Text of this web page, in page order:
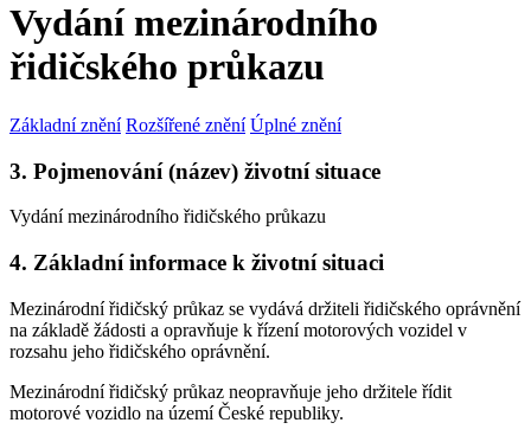
Vydání mezinárodního
řidičského průkazu
Základní znění Rozšířené znění Úplné znění
3. Pojmenování (název) životní situace
Vydání mezinárodního řidičského průkazu
4. Základní informace k životní situaci
Mezinárodní řidičský průkaz se vydává držiteli řidičského oprávnění
na základě žádosti a opravňuje k řízení motorových vozidel v
rozsahu jeho řidičského oprávnění.
Mezinárodní řidičský průkaz neopravňuje jeho držitele řídit
motorové vozidlo na území České republiky.